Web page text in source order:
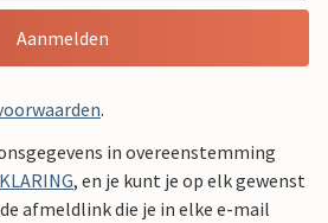
Aanmelden
.
in overeenstemming
, en je kunt je op elk gewenst
afmeldlink die je in elke e-mail